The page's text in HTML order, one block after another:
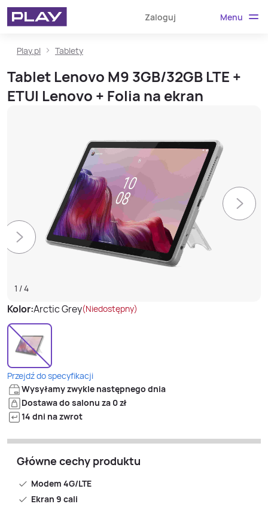
Zaloguj Menu
Play.pl Tablety
Tablet Lenovo M9 3GB/32GB LTE +
ETUI Lenovo + Folia na ekran
1 /4
Kolor:Arctic Grey(Niedostępny)
Przejdź do specyfikacji
Wysyłamy zwykle następnego dnia
Dostawa do salonu za 0 zł
14 dni na zwrot
Główne cechy produktu
Modem 4G/LTE
Ekran 9 cali